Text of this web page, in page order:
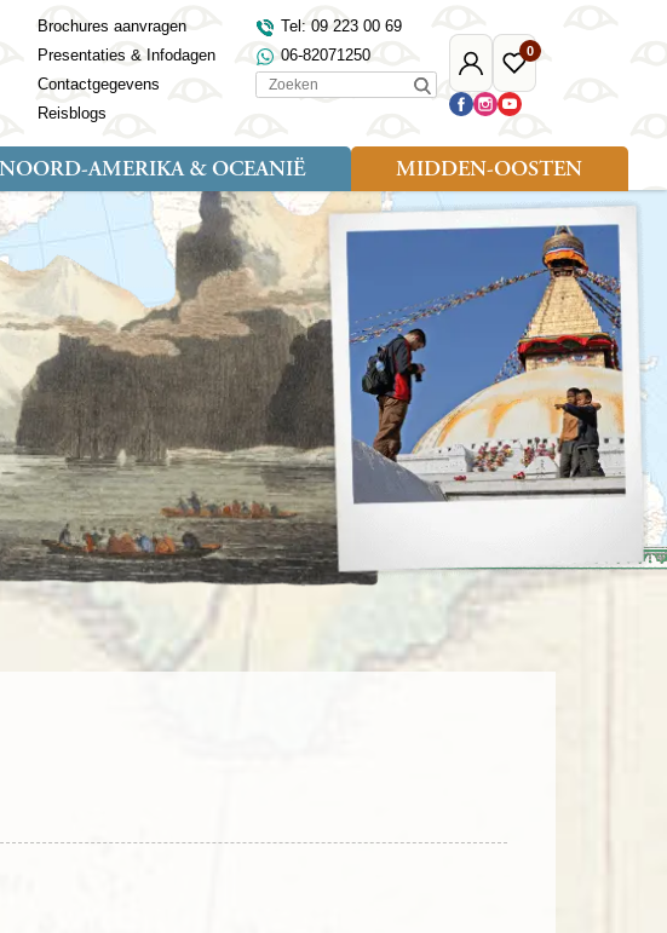
Mijn
Djoser
0
Favoriete
reizen
Brochures aanvragen
Presentaties & Infodagen
Contactgegevens
Reisblogs
Tel: 09 223 00 69
06-82071250
Zoeken
Griekenland
IJsland
Ierland
Italië
Kaapverdië
Kosovo
Kroatië
Lapland
Letland
Litouwen
Madeira
Montenegro
Noorwegen
Polen
Portugal
Roemenië
Sardinië
Schotland
Servië
Spanje
Turkije
Verenigd Koninkrijk
Wales
Landen
Bangladesh
Bhutan
Cambodja
China
Filipijnen
India
Indochina
Indonesië
Japan
Jordanië
Kazachstan
Kirgizië
Laos
Malediven
Maleisië
Mongolië
Nepal
Oezbekistan
Singapore
Sri Lanka
Taiwan
Tibet
Turkmenistan
Vietnam
Zijderoute
Zuid-Korea
NOORD-AMERIKA & OCEANIË
reizen
(7)
(2)
Landen
Alaska
Australië
Canada
Nieuw-Zeeland
Verenigde Staten
MIDDEN-OOSTEN
Soort reizen
Rondreis (18)
Familiereis (9)
Fietsreis (1)
Wandelreis (3)
Cultuur (8)
Landen
Marokko
Oman
Saoedi-Arabië
Tunesië